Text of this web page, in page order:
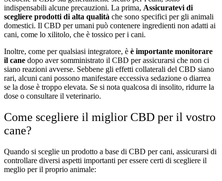
indispensabili alcune precauzioni. La prima, Assicuratevi di
scegliere prodotti di alta qualità che sono specifici per gli animali
domestici. Il CBD per umani può contenere ingredienti non adatti ai
cani, come lo xilitolo, che è tossico per i cani.
Inoltre, come per qualsiasi integratore, è è importante monitorare
il cane dopo aver somministrato il CBD per assicurarsi che non ci
siano reazioni avverse. Sebbene gli effetti collaterali del CBD siano
rari, alcuni cani possono manifestare eccessiva sedazione o diarrea
se la dose è troppo elevata. Se si nota qualcosa di insolito, ridurre la
dose o consultare il veterinario.
Come scegliere il miglior CBD per il vostro
cane?
Quando si sceglie un prodotto a base di CBD per cani, assicurarsi di
controllare diversi aspetti importanti per essere certi di scegliere il
meglio per il proprio animale: